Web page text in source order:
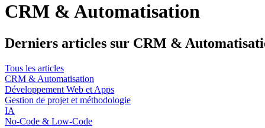
CRM & Automatisation
Derniers articles sur CRM &
Tous les articles
CRM & Automatisation
Développement Web et Apps
Gestion de projet et méthodologie
IA
No-Code & Low-Code